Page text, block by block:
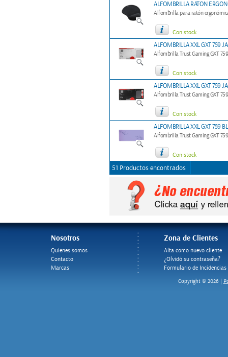
ALFOMBRILLA RATON
Alfombrilla para ratón
Con stock
ALFOMBRILLA XXL GXT 759
Alfombrilla Trust Gaming GXT
Con stock
ALFOMBRILLA XXL GXT 759
Alfombrilla Trust Gaming GXT
Con stock
ALFOMBRILLA XXL GXT 759
Alfombrilla Trust Gaming GXT
Con stock
51 Productos encontrados
Nosotros
Quienes somos
Contacto
Marcas
Zona de Clientes
Alta como nuevo cliente
¿Olvidó su contraseña?
Formulario de Incidencias
Copyright © 2026 |